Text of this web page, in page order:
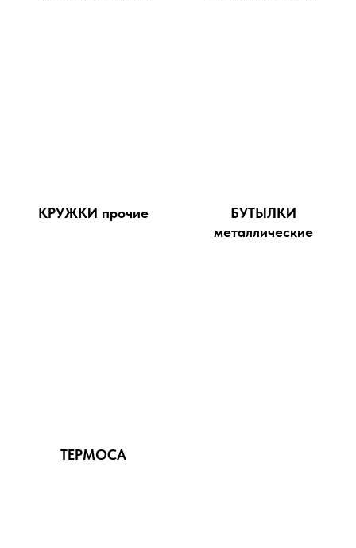
КРУЖКИ прочие
БУТЫЛКИ
металлические
ТЕРМОСА